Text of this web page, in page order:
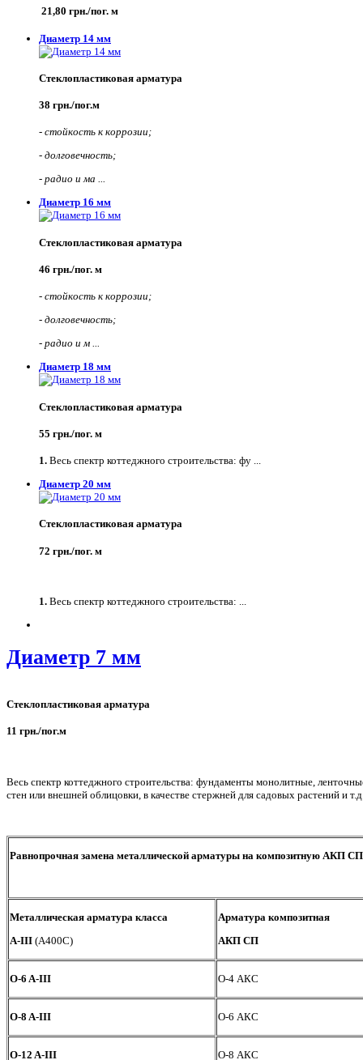
21,80 грн./пог. м
Диаметр 14 мм
Стеклопластиковая арматура
38 грн./пог.м
- стойкость к коррозии;
- долговечность;
- радио и ма ...
Диаметр 16 мм
Стеклопластиковая арматура
46 грн./пог. м
- стойкость к коррозии;
- долговечность;
- радио и м ...
Диаметр 18 мм
Стеклопластиковая арматура
55 грн./пог. м
1. Весь спектр коттеджного строительства: фу ...
Диаметр 20 мм
Стеклопластиковая арматура
72 грн./пог. м
1. Весь спектр коттеджного строительства: ...
Диаметр 7 мм
Стеклопластиковая арматура
11 грн./пог.м
Весь спектр коттеджного строительства: фундаменты монолитные,
стен или внешней облицовки, в качестве стержней для садовых растений и
Равнопрочная замена металлической арматуры на композитную АКП СП
Металлическая арматура класса
А-III (А400С)
Арматура композитная
АКП СП
O-6 A-III O-4 АКС
O-8 A-III O-6 АКС
O-12 A-III O-8 АКС